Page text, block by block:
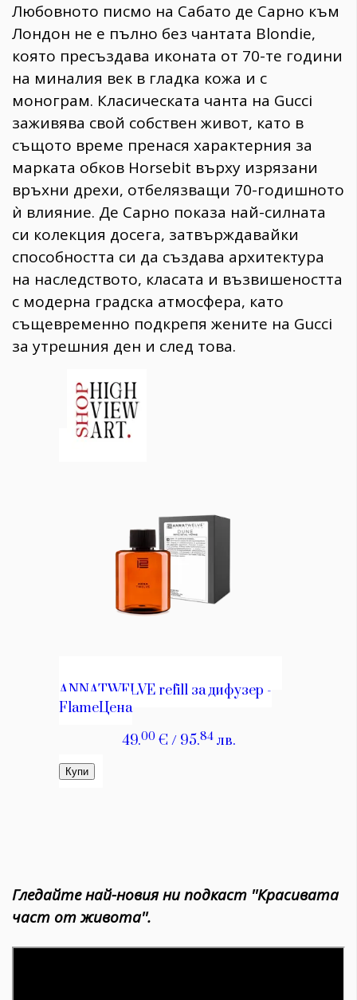
Любовното писмо на Сабато де Сарно към
Лондон не е пълно без чантата Blondie,
която пресъздава иконата от 70-те години
на миналия век в гладка кожа и с
монограм. Класическата чанта на Gucci
заживява свой собствен живот, като в
същото време пренася характерния за
марката обков Horsebit върху изрязани
връхни дрехи, отбелязващи 70-годишното
ѝ влияние. Де Сарно показа най-силната
си колекция досега, затвърждавайки
способността си да създава архитектура
на наследството, класата и възвишеността
с модерна градска атмосфера, като
същевременно подкрепя жените на Gucci
за утрешния ден и след това.
Гледайте най-новия ни подкаст ''Красивата
част от живота''.